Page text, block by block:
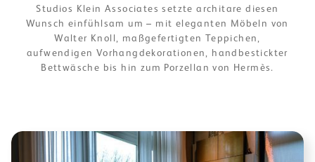
Studios Klein Associates setzte architare diesen
Wunsch einfühlsam um – mit eleganten Möbeln von
Walter Knoll, maßgefertigten Teppichen,
aufwendigen Vorhangdekorationen, handbestickter
Bettwäsche bis hin zum Porzellan von Hermès.